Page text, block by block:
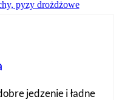
jedzenie i ładne